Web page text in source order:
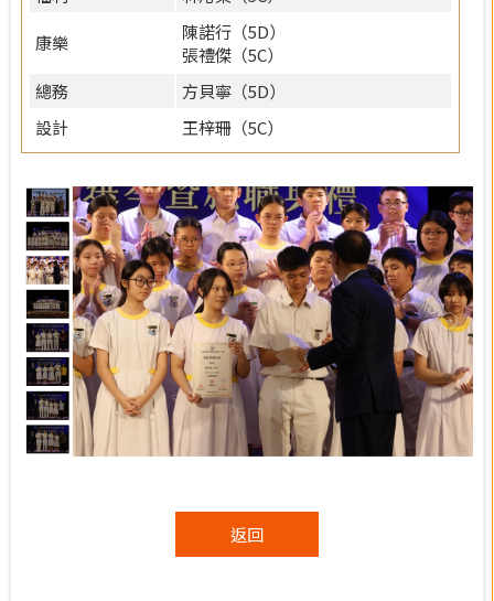
康樂
陳諾行（5D）
張禮傑（5C）
總務
方貝寧（5D）
設計
王梓珊（5C）
返回